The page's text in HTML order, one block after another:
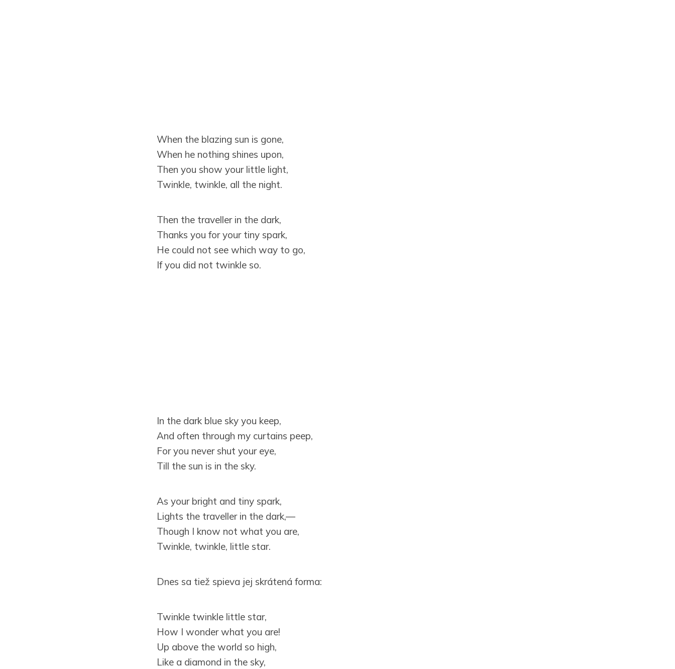
When the blazing sun is gone,
When he nothing shines upon,
Then you show your little light,
Twinkle, twinkle, all the night.
Then the traveller in the dark,
Thanks you for your tiny spark,
He could not see which way to go,
If you did not twinkle so.
In the dark blue sky you keep,
And often through my curtains peep,
For you never shut your eye,
Till the sun is in the sky.
As your bright and tiny spark,
Lights the traveller in the dark,—
Though I know not what you are,
Twinkle, twinkle, little star.
Dnes sa tiež spieva jej skrátená forma:
Twinkle twinkle little star,
How I wonder what you are!
Up above the world so high,
Like a diamond in the sky,